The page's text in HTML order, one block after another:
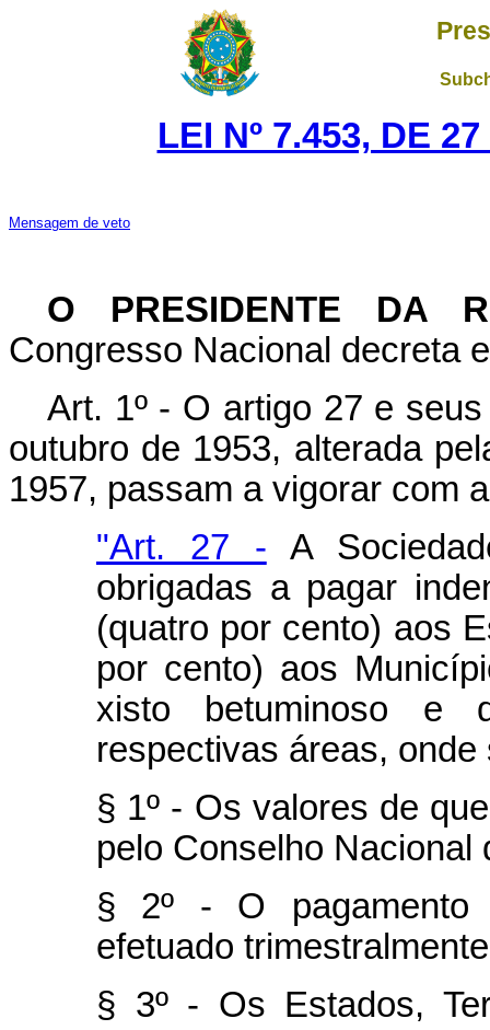
LEI Nº 7.453, DE
Mensagem de veto
O PRESIDENTE DA
Congresso Nacional decreta
Art. 1º - O artigo 27 e
outubro de 1953, alterada
1957, passam a vigorar com
"Art. 27 - A
obrigadas a pagar
(quatro por cento) aos
por cento) aos
xisto betuminoso e
respectivas áreas,
§ 1º - Os valores de
pelo Conselho Nacional
§ 2º - O pagamento
efetuado
§ 3º - Os Estados,